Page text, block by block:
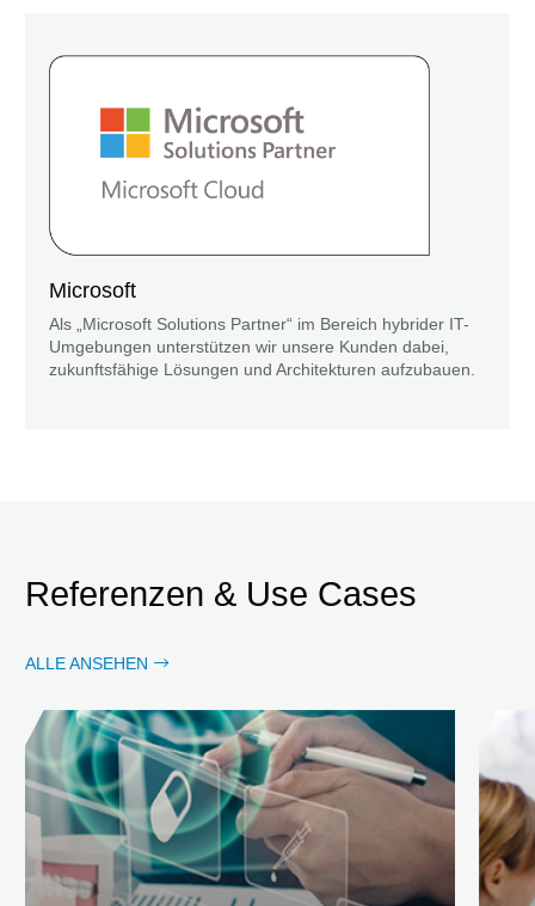
Microsoft
Als „Microsoft Solutions Partner“ im Bereich hybrider IT-
Umgebungen unterstützen wir unsere Kunden dabei,
zukunftsfähige Lösungen und Architekturen aufzubauen.
Referenzen & Use Cases
ALLE ANSEHEN